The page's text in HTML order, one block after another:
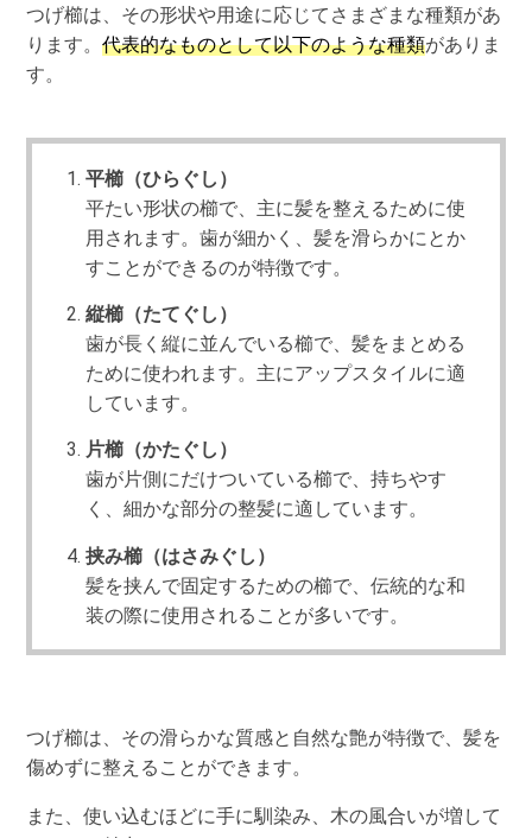
つげ櫛は、その形状や用途に応じてさまざまな種類があ
ります。代表的なものとして以下のような種類がありま
す。
平櫛（ひらぐし）
平たい形状の櫛で、主に髪を整えるために使
用されます。歯が細かく、髪を滑らかにとか
すことができるのが特徴です。
縦櫛（たてぐし）
歯が長く縦に並んでいる櫛で、髪をまとめる
ために使われます。主にアップスタイルに適
しています。
片櫛（かたぐし）
歯が片側にだけついている櫛で、持ちやす
く、細かな部分の整髪に適しています。
挟み櫛（はさみぐし）
髪を挟んで固定するための櫛で、伝統的な和
装の際に使用されることが多いです。
つげ櫛は、その滑らかな質感と自然な艶が特徴で、髪を
傷めずに整えることができます。
また、使い込むほどに手に馴染み、木の風合いが増して